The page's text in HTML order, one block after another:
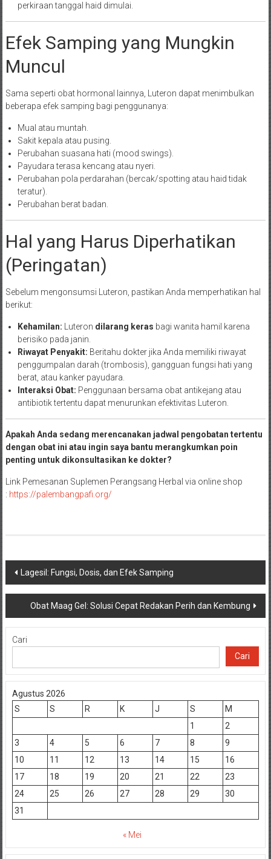
perkiraan tanggal haid dimulai.
Efek Samping yang Mungkin
Muncul
Sama seperti obat hormonal lainnya, Luteron dapat menimbulkan
beberapa efek samping bagi penggunanya:
Mual atau muntah.
Sakit kepala atau pusing.
Perubahan suasana hati (mood swings).
Payudara terasa kencang atau nyeri.
Perubahan pola perdarahan (bercak/spotting atau haid tidak
teratur).
Perubahan berat badan.
Hal yang Harus Diperhatikan
(Peringatan)
Sebelum mengonsumsi Luteron, pastikan Anda memperhatikan hal
berikut:
Kehamilan: Luteron dilarang keras bagi wanita hamil karena
berisiko pada janin.
Riwayat Penyakit: Beritahu dokter jika Anda memiliki riwayat
penggumpalan darah (trombosis), gangguan fungsi hati yang
berat, atau kanker payudara.
Interaksi Obat: Penggunaan bersama obat antikejang atau
antibiotik tertentu dapat menurunkan efektivitas Luteron.
Apakah Anda sedang merencanakan jadwal pengobatan tertentu
dengan obat ini atau ingin saya bantu merangkumkan poin
penting untuk dikonsultasikan ke dokter?
Link Pemesanan Suplemen Perangsang Herbal via online shop
: https://palembangpafi.org/
Navigasi
pos
Lagesil: Fungsi, Dosis, dan Efek Samping
Obat Maag Gel: Solusi Cepat Redakan Perih dan Kembung
Cari
Cari
Agustus 2026
S
S R K J S
M
1
2
3
4 5 6 7 8
9
10
11 12 13 14 15
16
17
18 19 20 21 22
23
24
25 26 27 28 29
30
31
« Mei